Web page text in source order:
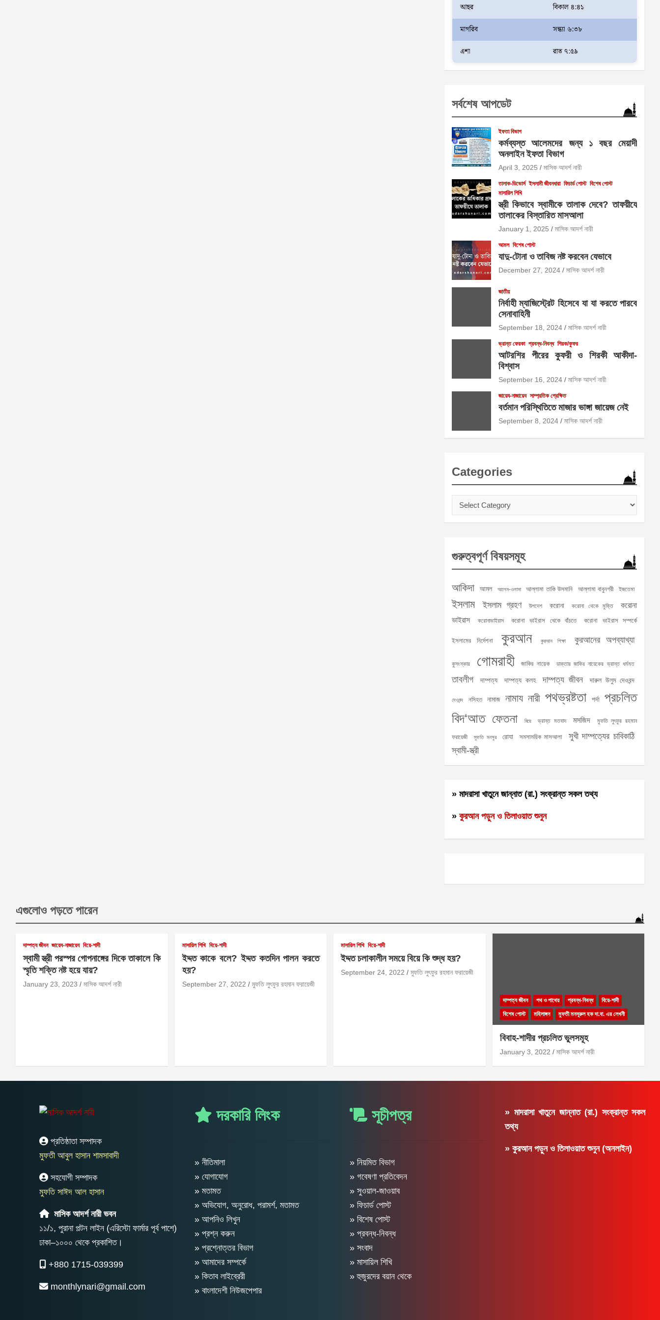
আছর বিকাল ৪:৪১
মাগরিব সন্ধ্যা ৬:৩৮
এশা রাত ৭:৫৯
সর্বশেষ আপডেট
ইফতা বিভাগ
কর্মব্যস্ত আলেমদের জন্য ১ বছর মেয়াদী
অনলাইন ইফতা বিভাগ
April 3, 2025 মাসিক আদর্শ নারী
তালাক-ডিভোর্স ইসলামী জীবনধারা ফিচার্ড পোস্ট বিশেষ পোস্ট
মাসায়িল শিখি
স্ত্রী কিভাবে স্বামীকে তালাক দেবে? তাফয়ীযে
তালাকের বিস্তারিত মাসআলা
January 1, 2025 মাসিক আদর্শ নারী
আমল বিশেষ পোস্ট
যাদু-টোনা ও তাবিজ নষ্ট করবেন যেভাবে
December 27, 2024 মাসিক আদর্শ নারী
জাতীয়
নির্বাহী ম্যাজিস্ট্রেট হিসেবে যা যা করতে পারবে
সেনাবাহিনী
September 18, 2024 মাসিক আদর্শ নারী
ভ্রান্ত ফেরকা প্রবন্ধ-নিবন্ধ শিরক/কুফর
আটরশির পীরের কুফরী ও শিরকী আকীদা-
বিশ্বাস
September 16, 2024 মাসিক আদর্শ নারী
জায়েয-নাজায়েয সাম্প্রতিক প্রেক্ষিত
বর্তমান পরিস্থিতিতে মাজার ভাঙ্গা জায়েজ নেই
September 8, 2024 মাসিক আদর্শ নারী
Categories
Categories
গুরুত্বপূর্ণ বিষয়সমূহ
আকিদা আমল আলেম-ওলামা আল্লামা তাকি উসমানি আল্লামা বাবুনগরী ইজতেমা
ইসলাম ইসলাম গ্রহণ উপদেশ করোনা করোনা থেকে মুক্তি
করোনা
ভাইরাস
করোনাভাইরাস করোনা ভাইরাস থেকে বাঁচতে করোনা ভাইরাস সম্পর্কে
ইসলামের নির্দেশনা কুরআন কুরআন শিক্ষা কুরআনের অপব্যাখ্যা
কুসংস্কার গোমরাহী জাকির নায়েক ডাক্তার জাকির নায়েকের ভ্রান্ত ধর্মমত
তাবলীগ দাম্পত্য দাম্পত্য কলহ দাম্পত্য জীবন দারুল উলুম দেওবন্দ
দেওবন্দ নসিহত নামাজ নামায নারী পথভ্রষ্টতা পর্দা
প্রচলিত
বিদ‘আত ফেতনা বিয়ে ভ্রান্ত মতবাদ মসজিদ মুফতি লুৎফুর রহমান
ফরায়েজী মুফতি মনসুর রোযা সমসাময়িক মাসআলা সুখী দাম্পত্যের চাবিকাঠি
স্বামী-স্ত্রী
» মাদরাসা খাতুনে জান্নাত (রা.) সংক্রান্ত সকল তথ্য
» কুরআন পড়ুন ও তিলাওয়াত শুনুন
এগুলোও পড়তে পারেন
দাম্পত্য জীবন জায়েয-নাজায়েয বিয়ে-শাদী
স্বামী স্ত্রী পরস্পর গোপনাঙ্গের দিকে তাকালে কি
স্মৃতি শক্তি নষ্ট হয়ে যায়?
January 23, 2023 মাসিক আদর্শ নারী
মাসায়িল শিখি বিয়ে-শাদী
ইদ্দত কাকে বলে? ইদ্দত কতদিন পালন করতে
হয়?
September 27, 2022 মুফতি লুৎফুর রহমান ফরায়েজী
মাসায়িল শিখি বিয়ে-শাদী
ইদ্দত চলাকালীন সময়ে বিয়ে কি শুদ্ধ হয়?
September 24, 2022 মুফতি লুৎফুর রহমান ফরায়েজী
দাম্পত্য জীবন পথ ও পাথেয় প্রবন্ধ-নিবন্ধ
বিয়ে-শাদী
বিশেষ পোস্ট
মহিলাঙ্গন মুফতী মনসূরুল হক দা.বা. এর লেখনী
বিবাহ-শাদীর প্রচলিত ভুলসমূহ
January 3, 2022 মাসিক আদর্শ নারী
প্রতিষ্ঠাতা সম্পাদক
মুফতী আবুল হাসান শামসাবাদী
সহযোগী সম্পাদক
মুফতি সাঈদ আল হাসান
মাসিক আদর্শ নারী ভবন
১১/১, পুরানা পল্টন লাইন (এরিস্টো ফার্মার পূর্ব পাশে)
ঢাকা–১০০০ থেকে প্রকাশিত।
+880 1715-039399
monthlynari@gmail.com
দরকারি লিংক
» নীতিমালা
» যোগাযোগ
» মতামত
» অভিযোগ, অনুরোধ, পরামর্শ, মতামত
» আপনিও লিখুন
» প্রশ্ন করুন
» প্রশ্নোত্তর বিভাগ
» আমাদের সম্পর্কে
» কিতাব লাইব্রেরী
» বাংলাদেশী নিউজপেপার
সূচীপত্র
» নিয়মিত বিভাগ
» গবেষণা প্রতিবেদন
» সুওয়াল-জাওয়াব
» ফিচার্ড পোস্ট
» বিশেষ পোস্ট
» প্রবন্ধ-নিবন্ধ
» সংবাদ
» মাসায়িল শিখি
» হুজুরদের বয়ান থেকে
» মাদরাসা খাতুনে জান্নাত (রা.) সংক্রান্ত সকল
তথ্য
» কুরআন পড়ুন ও তিলাওয়াত শুনুন (অনলাইন)